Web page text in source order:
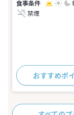
禁煙
おすすめポ